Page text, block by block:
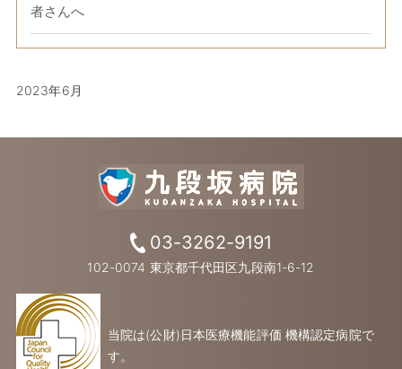
者さんへ
2023年6月
03-3262-9191
102-0074 東京都千代田区九段南1-6-12
当院は(公財)日本医療機能評価 機構認定病院で
す。